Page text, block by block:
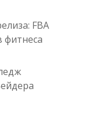
FBA
фитнеса